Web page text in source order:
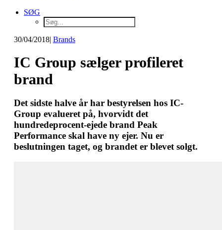
SØG
30/04/2018| Brands
IC Group sælger profileret
brand
Det sidste halve år har bestyrelsen hos IC-
Group evalueret på, hvorvidt det
hundredeprocent-ejede brand Peak
Performance skal have ny ejer. Nu er
beslutningen taget, og brandet er blevet solgt.